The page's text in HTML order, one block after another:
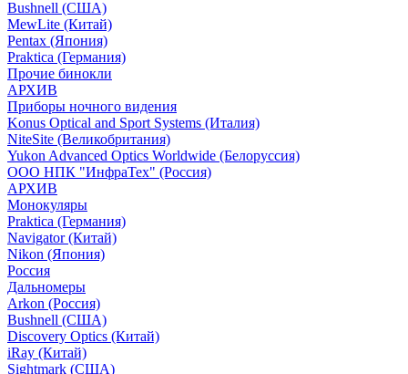
Bushnell (США)
MewLite (Китай)
Pentax (Япония)
Praktica (Германия)
Прочие бинокли
АРХИВ
Приборы ночного видения
Konus Optical and Sport Systems (Италия)
NiteSite (Великобритания)
Yukon Advanced Optics Worldwide (Белоруссия)
ООО НПК "ИнфраТех" (Россия)
АРХИВ
Монокуляры
Praktica (Германия)
Navigator (Китай)
Nikon (Япония)
Россия
Дальномеры
Arkon (Россия)
Bushnell (США)
Discovery Optics (Китай)
iRay (Китай)
Sightmark (США)